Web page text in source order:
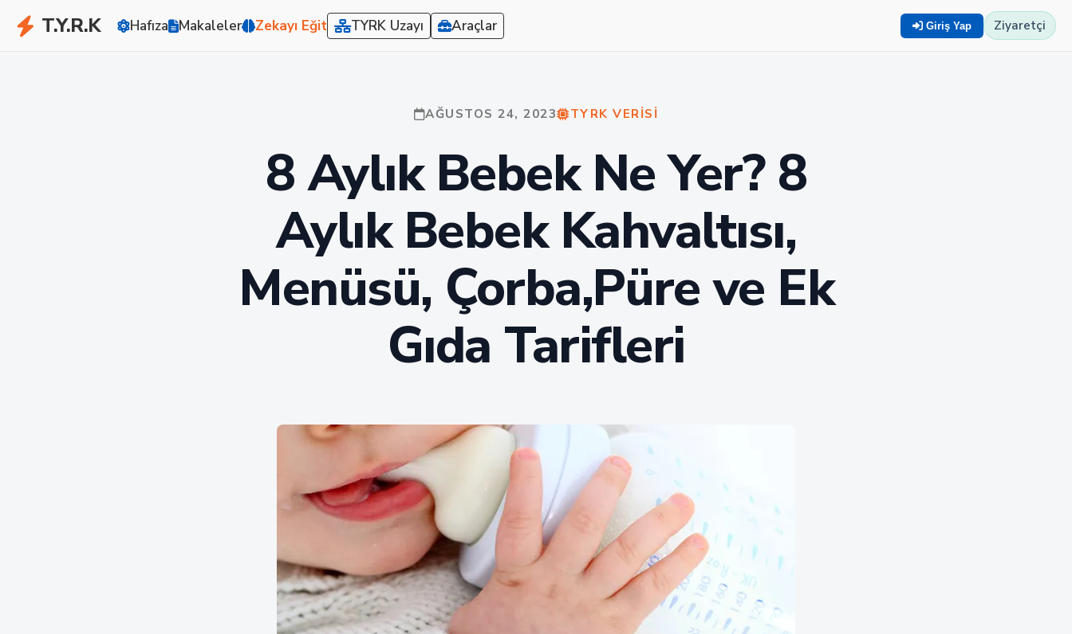
T.Y.R.K Hafıza Makaleler Zekayı Eğit TYRK Uzayı Araçlar Giriş Yap Ziyaretçi
AĞUSTOS 24, 2023 TYRK VERISI
8 Aylık Bebek Ne Yer? 8
Aylık Bebek Kahvaltısı,
Menüsü, Çorba,Püre ve Ek
Gıda Tarifleri